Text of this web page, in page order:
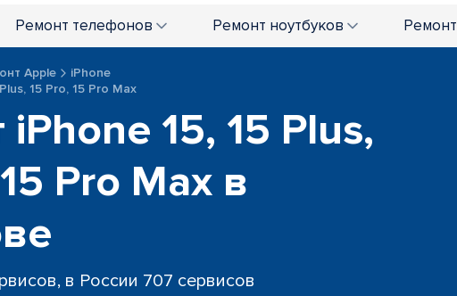
+7 (845) 233-81-68 +7 (845) 247-93-15
ТРЦ "Сити Молл" ТРК "Тау Галерея"
Ремонт телефонов Ремонт ноутбуков Ремонт
Apple
iPhone
15 Pro, 15 Pro Max
15, 15 Plus,
Pro Max в
в России 707 сервисов